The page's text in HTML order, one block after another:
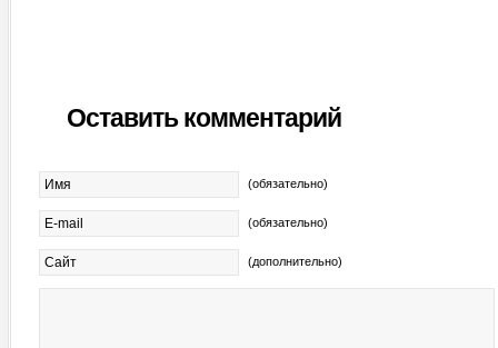
Оставить комментарий
(обязательно)
(обязательно)
(дополнительно)